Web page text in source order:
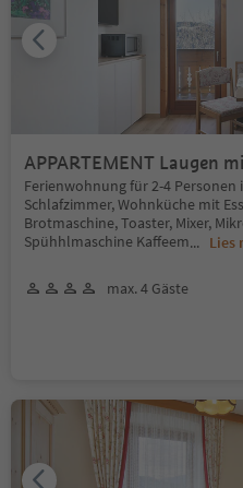
APPARTEMENT
Ferienwohnung für 2-4
Schlafzimmer, Wohnküche mit
Brotmaschine, Toaster, Mixer,
Spühhlmaschine Kaffeem... Lies
max. 4 Gäste